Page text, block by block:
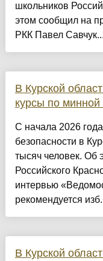
школьников
этом сообщил на
РКК Павел
В Курской
курсы по минной
С начала 2026
безопасности в
тысяч человек. Об
Российского
интервью
рекомендуется
В Курской